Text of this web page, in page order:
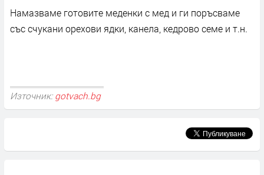
Намазваме готовите меденки с мед и ги поръсваме
със счукани орехови ядки, канела, кедрово семе и т.н.
Източник: gotvach.bg